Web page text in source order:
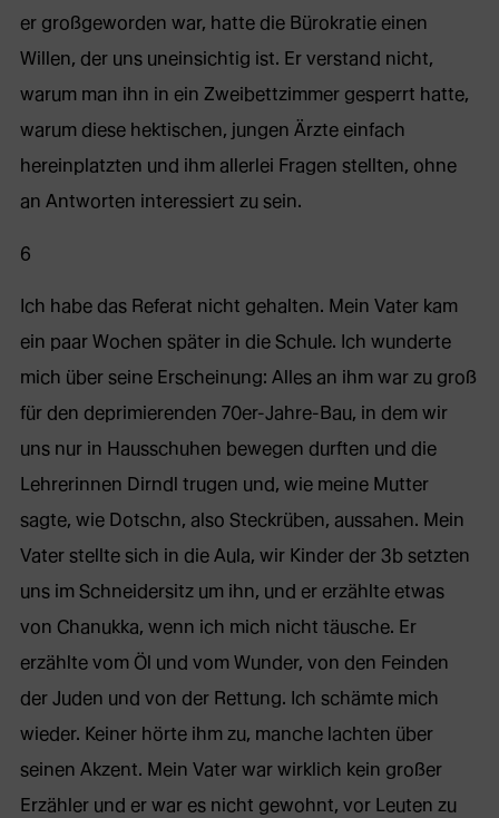
er großgeworden war, hatte die Bürokratie einen
Willen, der uns uneinsichtig ist. Er verstand nicht,
warum man ihn in ein Zweibettzimmer gesperrt hatte,
warum diese hektischen, jungen Ärzte einfach
hereinplatzten und ihm allerlei Fragen stellten, ohne
an Antworten interessiert zu sein.
6
Ich habe das Referat nicht gehalten. Mein Vater kam
ein paar Wochen später in die Schule. Ich wunderte
mich über seine Erscheinung: Alles an ihm war zu groß
für den deprimierenden 70er-Jahre-Bau, in dem wir
uns nur in Hausschuhen bewegen durften und die
Lehrerinnen Dirndl trugen und, wie meine Mutter
sagte, wie Dotschn, also Steckrüben, aussahen. Mein
Vater stellte sich in die Aula, wir Kinder der 3b setzten
uns im Schneidersitz um ihn, und er erzählte etwas
von Chanukka, wenn ich mich nicht täusche. Er
erzählte vom Öl und vom Wunder, von den Feinden
der Juden und von der Rettung. Ich schämte mich
wieder. Keiner hörte ihm zu, manche lachten über
seinen Akzent. Mein Vater war wirklich kein großer
Erzähler und er war es nicht gewohnt, vor Leuten zu